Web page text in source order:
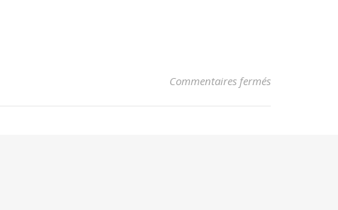
Commentaires ferméssur Rentrée